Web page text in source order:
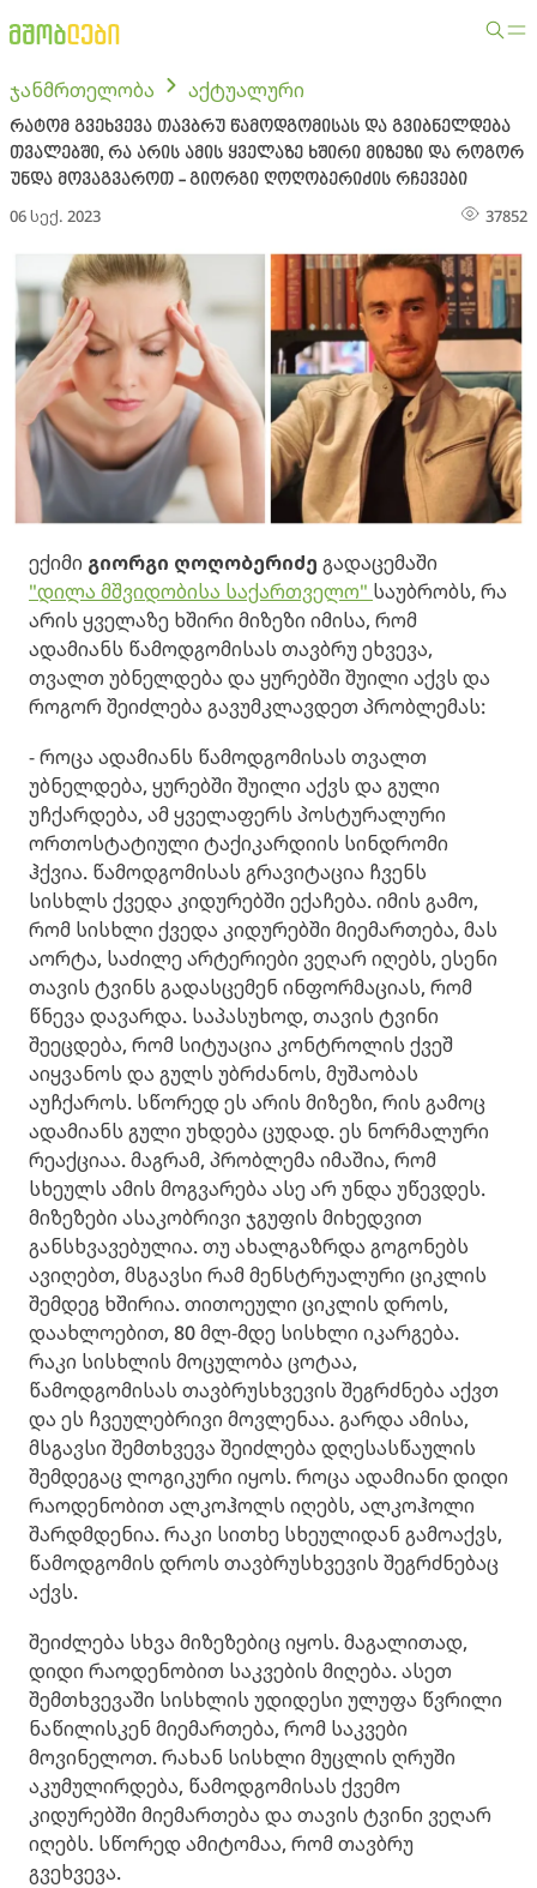
ჯანმრთელობა აქტუალური
რატომ გვეხვევა თავბრუ წამოდგომისას და გვიბნელდება
თვალებში, რა არის ამის ყველაზე ხშირი მიზეზი და როგორ
უნდა მოვაგვაროთ - გიორგი ღოღობერიძის რჩევები
06 სექ. 2023 37852
ექიმი გიორგი ღოღობერიძე გადაცემაში
"დილა მშვიდობისა საქართველო" საუბრობს, რა
არის ყველაზე ხშირი მიზეზი იმისა, რომ
ადამიანს წამოდგომისას თავბრუ ეხვევა,
თვალთ უბნელდება და ყურებში შუილი აქვს და
როგორ შეიძლება გავუმკლავდეთ პრობლემას:
- როცა ადამიანს წამოდგომისას თვალთ
უბნელდება, ყურებში შუილი აქვს და გული
უჩქარდება, ამ ყველაფერს პოსტურალური
ორთოსტატიული ტაქიკარდიის სინდრომი
ჰქვია. წამოდგომისას გრავიტაცია ჩვენს
სისხლს ქვედა კიდურებში ექაჩება. იმის გამო,
რომ სისხლი ქვედა კიდურებში მიემართება, მას
აორტა, საძილე არტერიები ვეღარ იღებს, ესენი
თავის ტვინს გადასცემენ ინფორმაციას, რომ
წნევა დავარდა. საპასუხოდ, თავის ტვინი
შეეცდება, რომ სიტუაცია კონტროლის ქვეშ
აიყვანოს და გულს უბრძანოს, მუშაობას
აუჩქაროს. სწორედ ეს არის მიზეზი, რის გამოც
ადამიანს გული უხდება ცუდად. ეს ნორმალური
რეაქციაა. მაგრამ, პრობლემა იმაშია, რომ
სხეულს ამის მოგვარება ასე არ უნდა უწევდეს.
მიზეზები ასაკობრივი ჯგუფის მიხედვით
განსხვავებულია. თუ ახალგაზრდა გოგონებს
ავიღებთ, მსგავსი რამ მენსტრუალური ციკლის
შემდეგ ხშირია. თითოეული ციკლის დროს,
დაახლოებით, 80 მლ-მდე სისხლი იკარგება.
რაკი სისხლის მოცულობა ცოტაა,
წამოდგომისას თავბრუსხვევის შეგრძნება აქვთ
და ეს ჩვეულებრივი მოვლენაა. გარდა ამისა,
მსგავსი შემთხვევა შეიძლება დღესასწაულის
შემდეგაც ლოგიკური იყოს. როცა ადამიანი დიდი
რაოდენობით ალკოჰოლს იღებს, ალკოჰოლი
შარდმდენია. რაკი სითხე სხეულიდან გამოაქვს,
წამოდგომის დროს თავბრუსხვევის შეგრძნებაც
აქვს.
შეიძლება სხვა მიზეზებიც იყოს. მაგალითად,
დიდი რაოდენობით საკვების მიღება. ასეთ
შემთხვევაში სისხლის უდიდესი ულუფა წვრილი
ნაწილისკენ მიემართება, რომ საკვები
მოვინელოთ. რახან სისხლი მუცლის ღრუში
აკუმულირდება, წამოდგომისას ქვემო
კიდურებში მიემართება და თავის ტვინი ვეღარ
იღებს. სწორედ ამიტომაა, რომ თავბრუ
გვეხვევა.